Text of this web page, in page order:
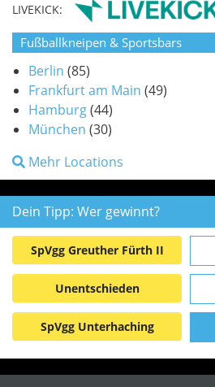
LIVEKICK:
Fußballkneipen & Sportsbars
Berlin (85)
Frankfurt am Main (49)
Hamburg(44)
München (30)
Mehr Locations
Dein Tipp: Wer gewinnt?
SpVgg Greuther Fürth II
Unentschieden
SpVgg Unterhaching